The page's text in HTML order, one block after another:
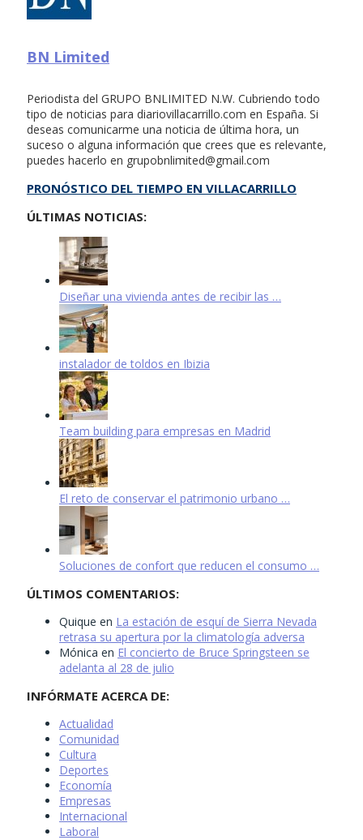
BN Limited
Periodista del GRUPO BNLIMITED N.W. Cubriendo todo
tipo de noticias para diariovillacarrillo.com en España. Si
deseas comunicarme una noticia de última hora, un
suceso o alguna información que crees que es relevante,
puedes hacerlo en grupobnlimited@gmail.com
PRONÓSTICO DEL TIEMPO EN VILLACARRILLO
ÚLTIMAS NOTICIAS:
Diseñar una vivienda antes de recibir las …
instalador de toldos en Ibizia
Team building para empresas en Madrid
El reto de conservar el patrimonio urbano …
Soluciones de confort que reducen el consumo …
ÚLTIMOS COMENTARIOS:
Quique en La estación de esquí de Sierra Nevada
retrasa su apertura por la climatología adversa
Mónica en El concierto de Bruce Springsteen se
adelanta al 28 de julio
INFÓRMATE ACERCA DE:
Actualidad
Comunidad
Cultura
Deportes
Economía
Empresas
Internacional
Laboral